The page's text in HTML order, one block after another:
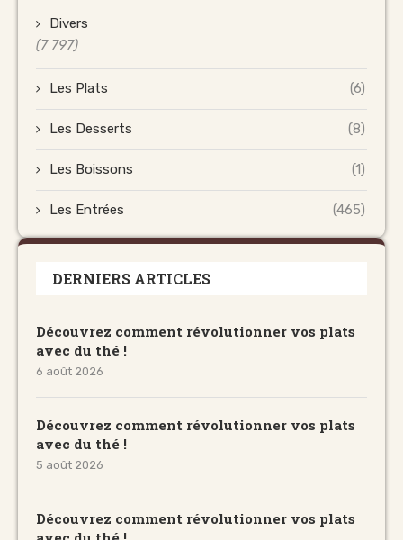
Divers
(7 797)
Les Plats (6)
Les Desserts (8)
Les Boissons (1)
Les Entrées (465)
DERNIERS ARTICLES
Découvrez comment révolutionner vos plats
avec du thé !
6 août 2026
Découvrez comment révolutionner vos plats
avec du thé !
5 août 2026
Découvrez comment révolutionner vos plats